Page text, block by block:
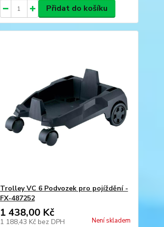
Přidat do košíku
Trolley VC 6 Podvozek pro pojíždění -
FX-487252
1 438,00 Kč
1 188,43 Kč bez DPH Není skladem